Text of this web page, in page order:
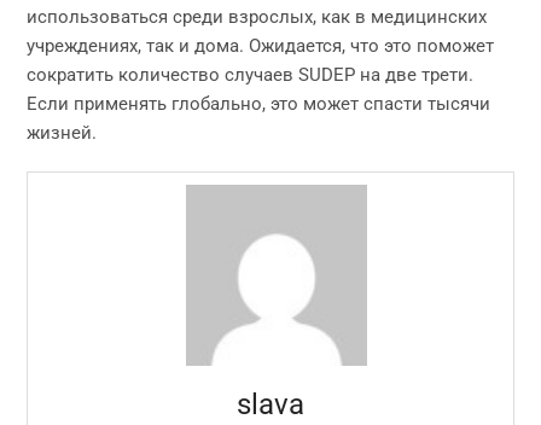
использоваться среди взрослых, как в медицинских
учреждениях, так и дома. Ожидается, что это поможет
сократить количество случаев SUDEP на две трети.
Если применять глобально, это может спасти тысячи
жизней.
slava